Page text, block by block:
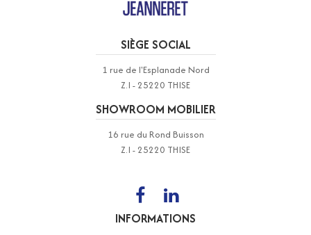
SIÈGE SOCIAL
1 rue de l'Esplanade Nord
Z.I - 25220 THISE
SHOWROOM MOBILIER
16 rue du Rond Buisson
Z.I - 25220 THISE
INFORMATIONS